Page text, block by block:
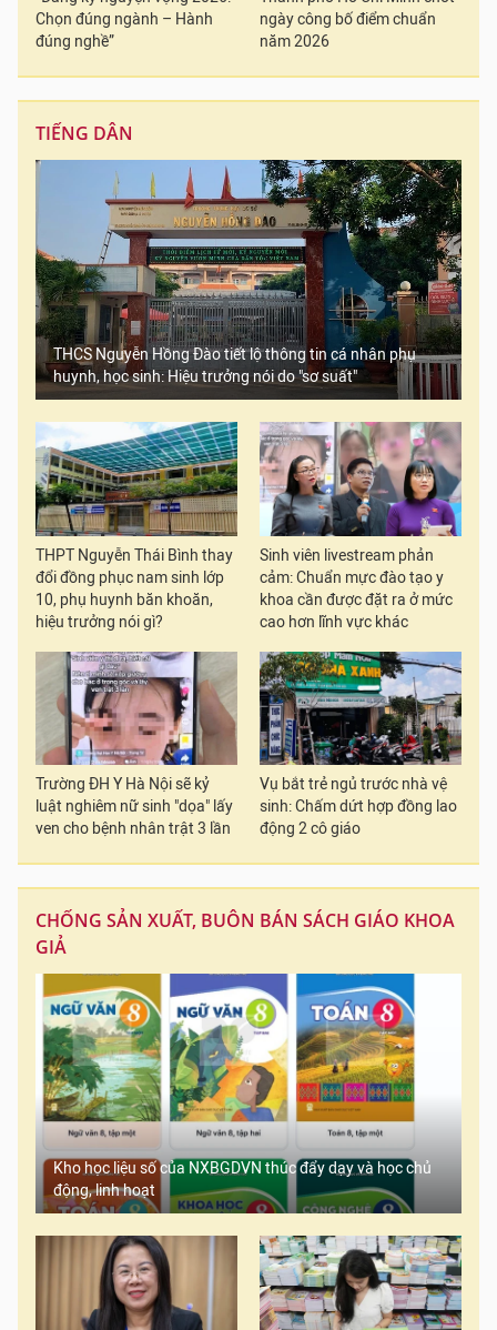
Chọn đúng ngành – Hành
đúng nghề”
ngày công bố điểm chuẩn
năm 2026
TIẾNG DÂN
THCS Nguyễn Hồng Đào tiết lộ thông tin cá nhân phụ
huynh, học sinh: Hiệu trưởng nói do "sơ suất"
THPT Nguyễn Thái Bình thay
đổi đồng phục nam sinh lớp
10, phụ huynh băn khoăn,
hiệu trưởng nói gì?
Sinh viên livestream phản
cảm: Chuẩn mực đào tạo y
khoa cần được đặt ra ở mức
cao hơn lĩnh vực khác
Trường ĐH Y Hà Nội sẽ kỷ
luật nghiêm nữ sinh "dọa" lấy
ven cho bệnh nhân trật 3 lần
Vụ bắt trẻ ngủ trước nhà vệ
sinh: Chấm dứt hợp đồng lao
động 2 cô giáo
CHỐNG SẢN XUẤT, BUÔN BÁN SÁCH GIÁO KHOA
GIẢ
Kho học liệu số của NXBGDVN thúc đẩy dạy và học chủ
động, linh hoạt